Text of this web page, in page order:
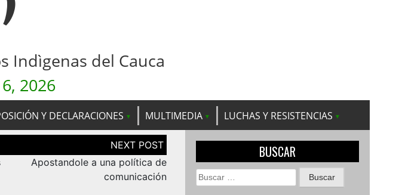
Indìgenas del Cauca
2026
Y DECLARACIONES MULTIMEDIA LUCHAS Y RESISTENCIAS
Apostandole a una política de
comunicación
BUSCAR
Buscar: